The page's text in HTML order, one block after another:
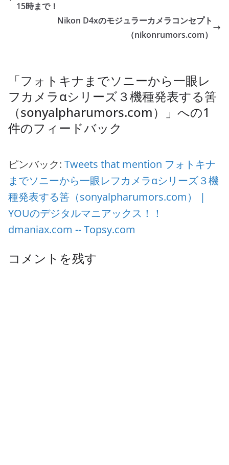
15時まで！
Nikon D4xのモジュラーカメラコンセプト
（nikonrumors.com）
「フォトキナまでソニーから一眼レ
フカメラαシリーズ３機種発表する筈
（sonyalpharumors.com）
」への1
件のフィードバック
ピンバック: Tweets that mention フォトキナ
までソニーから一眼レフカメラαシリーズ３機
種発表する筈（sonyalpharumors.com） |
YOUのデジタルマニアックス！！
dmaniax.com -- Topsy.com
コメントを残す